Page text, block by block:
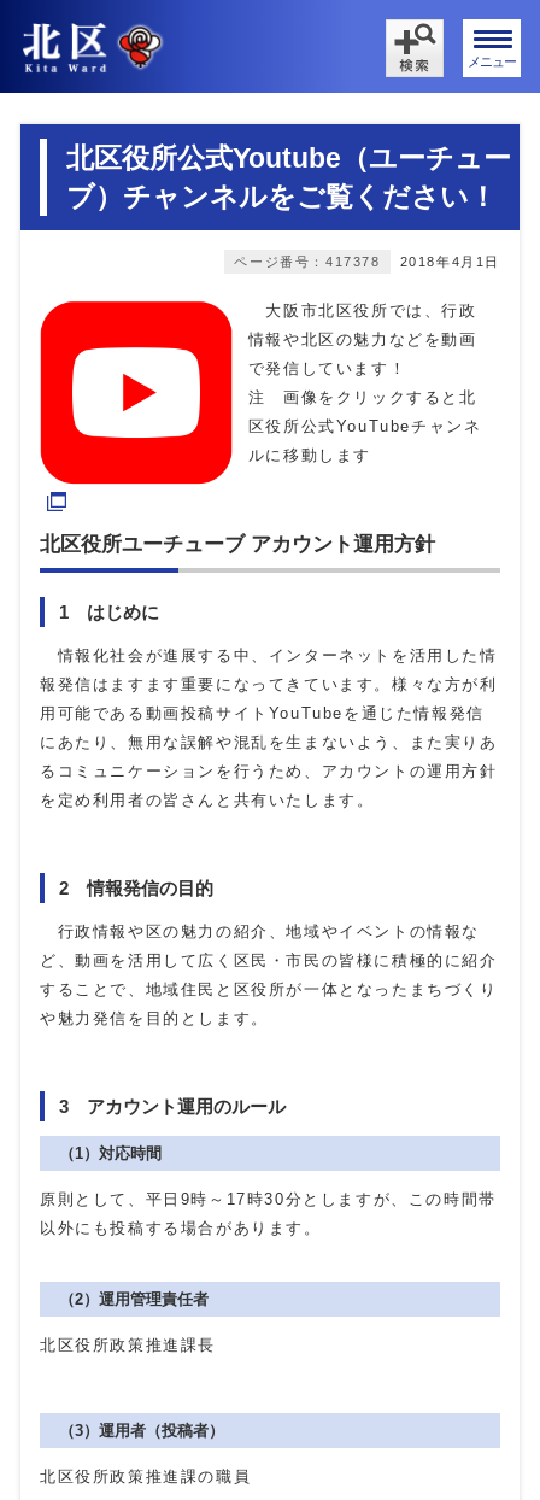
メニュー
北区役所公式Youtube（ユーチュー
ブ）チャンネルをご覧ください！
2018年4月1日
ページ番号：417378
大阪市北区役所では、行政
情報や北区の魅力などを動画
で発信しています！
注 画像をクリックすると北
区役所公式YouTubeチャンネ
ルに移動します
北区役所ユーチューブ アカウント運用方針
1 はじめに
情報化社会が進展する中、インターネットを活用した情
報発信はますます重要になってきています。様々な方が利
用可能である動画投稿サイトYouTubeを通じた情報発信
にあたり、無用な誤解や混乱を生まないよう、また実りあ
るコミュニケーションを行うため、アカウントの運用方針
を定め利用者の皆さんと共有いたします。
2 情報発信の目的
行政情報や区の魅力の紹介、地域やイベントの情報な
ど、動画を活用して広く区民・市民の皆様に積極的に紹介
することで、地域住民と区役所が一体となったまちづくり
や魅力発信を目的とします。
3 アカウント運用のルール
（1）対応時間
原則として、平日9時～17時30分としますが、この時間帯
以外にも投稿する場合があります。
（2）運用管理責任者
北区役所政策推進課長
（3）運用者（投稿者）
北区役所政策推進課の職員